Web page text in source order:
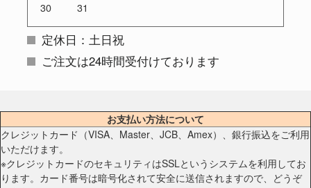
30 31
定休日：土日祝
ご注文は24時間受付けております
お支払い方法について
クレジットカード（VISA、Master、JCB、Amex）、銀行振込をご利用
いただけます。
※クレジットカードのセキュリティはSSLというシステムを利用してお
ります。カード番号は暗号化されて安全に送信されますので、どうぞ